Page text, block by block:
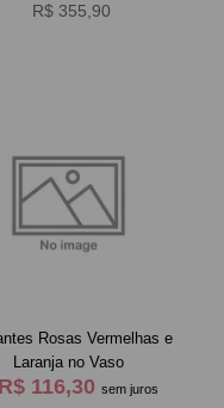
R$ 355,90
Rosas Vermelhas e
Laranja no Vaso
R$ 116,30 sem juros